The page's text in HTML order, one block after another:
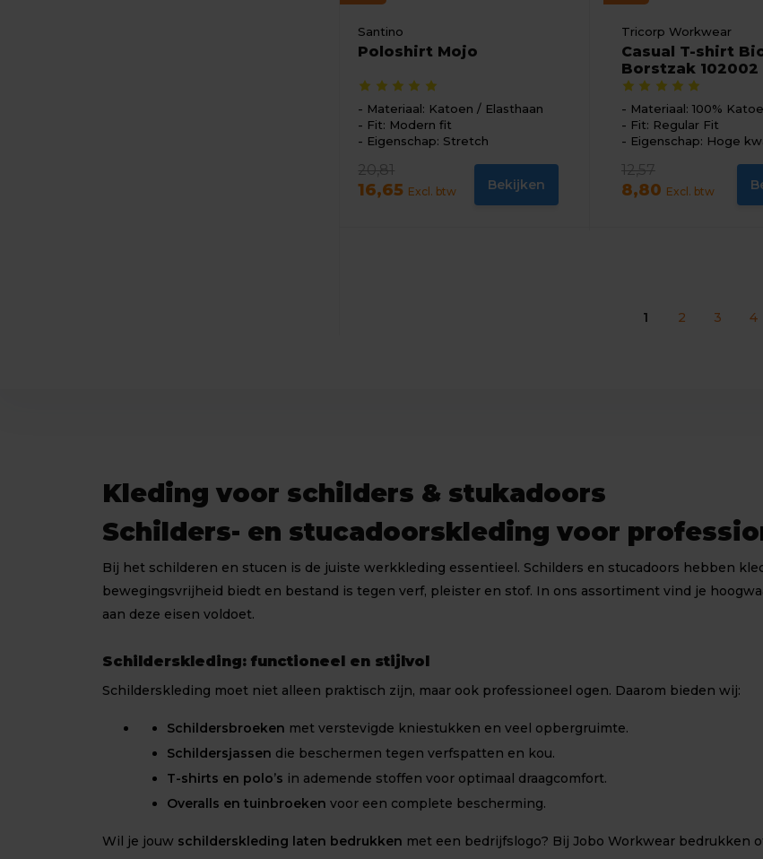
Santino
Poloshirt Mojo
Materiaal: Katoen / Elasthaan
Fit: Modern fit
Eigenschap: Stretch
20,81
16,65 Excl. btw Bekijken
Tricorp Workwear
Casual T-shirt
Borstzak 102002
Materiaal: 100%
Fit: Regular Fit
Eigenschap: Hoge
12,57
8,80 Excl. btw
1 2 3 4
Kleding voor schilders & stukadoors
Schilders- en stucadoorskleding voor
Bij het schilderen en stucen is de juiste werkkleding essentieel. Schilders en stucadoors hebben
bewegingsvrijheid biedt en bestand is tegen verf, pleister en stof. In ons assortiment vind je
aan deze eisen voldoet.
Schilderskleding: functioneel en stijlvol
Schilderskleding moet niet alleen praktisch zijn, maar ook professioneel ogen. Daarom bieden wij:
Schildersbroeken met verstevigde kniestukken en veel opbergruimte.
Schildersjassen die beschermen tegen verfspatten en kou.
T-shirts en polo’s in ademende stoffen voor optimaal draagcomfort.
Overalls en tuinbroeken voor een complete bescherming.
Wil je jouw schilderskleding laten bedrukken met een bedrijfslogo? Bij Jobo Workwear